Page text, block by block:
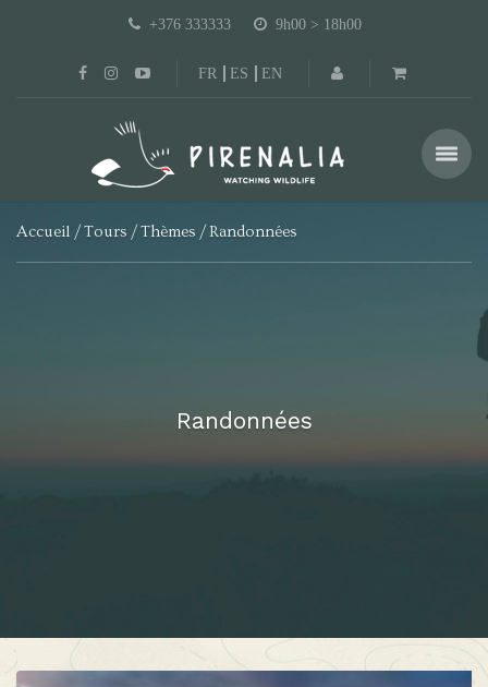
+376 333333 9h00 > 18h00
FR ES EN
Accueil Tours Thèmes Randonnées
Randonnées